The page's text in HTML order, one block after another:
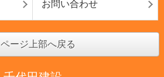
お問い合わせ
ページ上部へ戻る